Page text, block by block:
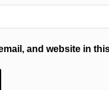
and website in